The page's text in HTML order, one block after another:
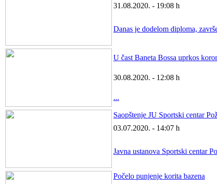
31.08.2020. - 19:08 h
Danas je dodelom diploma,
U čast Baneta Bossa uprkos
30.08.2020. - 12:08 h
...
Saopštenje JU Sportski centar
03.07.2020. - 14:07 h
Javna ustanova Sportski centar
Počelo punjenje korita bazena